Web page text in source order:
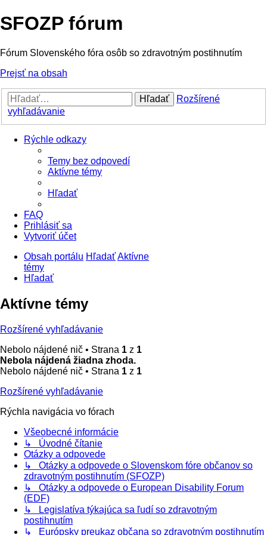
SFOZP fórum
Fórum Slovenského fóra osôb so zdravotným postihnutím
Prejsť na obsah
Hľadať
Rozšírené
vyhľadávanie
Rýchle odkazy
Temy bez odpovedí
Aktívne témy
Hľadať
FAQ
Prihlásiť sa
Vytvoriť účet
Obsah portálu HľadaťAktívne
témy
Hľadať
Aktívne témy
Rozšírené vyhľadávanie
Nebolo nájdené nič • Strana 1 z 1
Nebola nájdená žiadna zhoda.
Nebolo nájdené nič • Strana 1 z 1
Rozšírené vyhľadávanie
Rýchla navigácia vo fórach
Všeobecné informácie
↳ Úvodné čítanie
Otázky a odpovede
↳ Otázky a odpovede o Slovenskom fóre občanov so
zdravotným postihnutím (SFOZP)
↳ Otázky a odpovede o European Disability Forum
(EDF)
↳ Legislatíva týkajúca sa ľudí so zdravotným
postihnutím
↳ Európsky preukaz občana so zdravotným postihnutím